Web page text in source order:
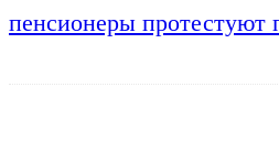
пенсионеры протестуют